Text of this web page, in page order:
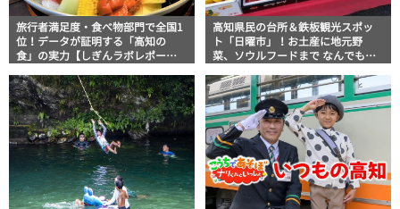
旅行者満足度・食べ物部門で全国1
位！データが証明する「高知の
食」の実力【しぎんラボレポー
高知県民の台所＆鉄板観光スポッ
ト「日曜市」！お土産に地元野
菜、ソウルフードまで なんでもそ
説！